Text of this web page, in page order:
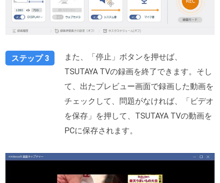
ステップ 3
また、「停止」ボタンを押せば、
TSUTAYA TVの録画を終了できます。そし
て、出たプレビュー画面で録画した動画を
チェックして、問題がなければ、「ビデオ
を保存」を押して、TSUTAYA TVの動画を
PCに保存されます。